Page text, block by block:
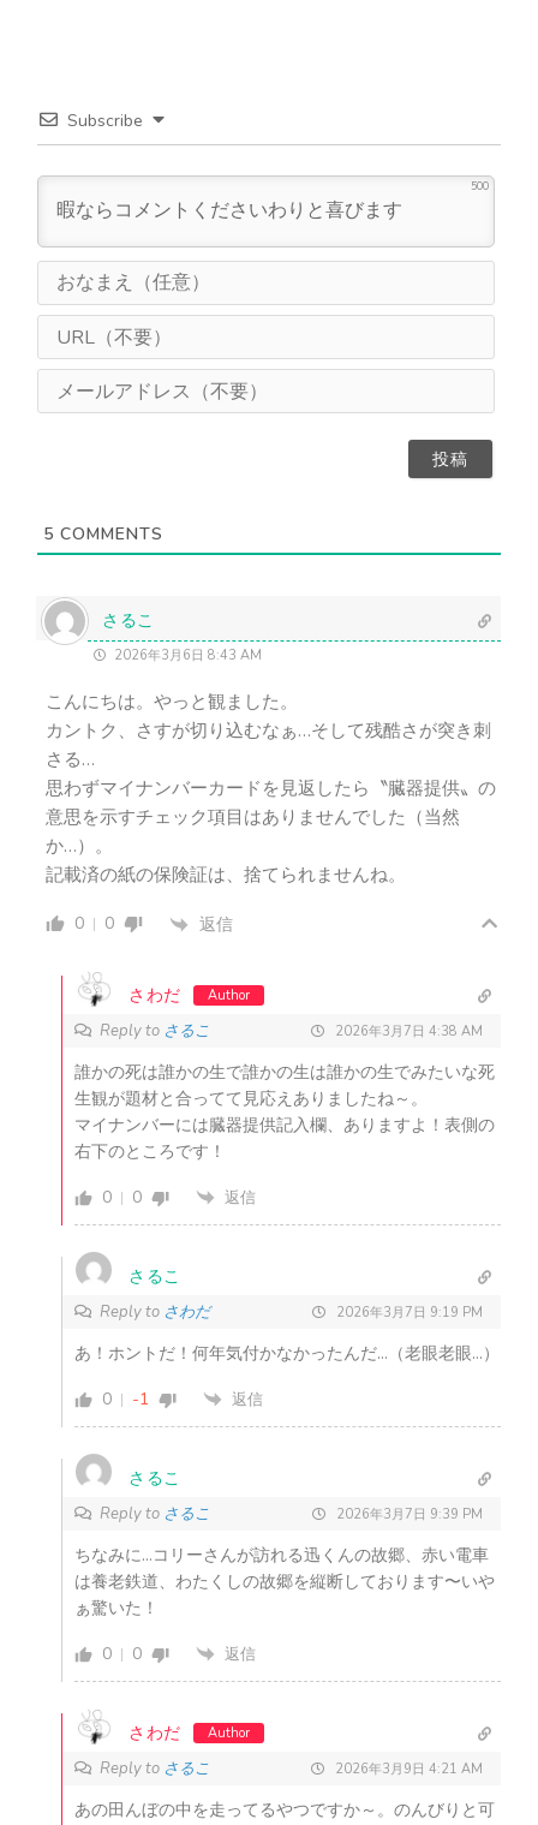
Subscribe
500
ま
（
意
L
（
5 COMMENTS
さるこ
2026年3月6日 8:43 AM
こんにちは。やっと観ました。
カントク、さすが切り込むなぁ…そして残酷さが突き刺
さる…
思わずマイナンバーカードを見返したら〝臓器提供〟の
意思を示すチェック項目はありませんでした（当然
か…）。
記載済の紙の保険証は、捨てられませんね。
0 0 返信
さわだ Author
Reply to さるこ 2026年3月7日 4:38 AM
誰かの死は誰かの生で誰かの生は誰かの生でみたいな死
生観が題材と合ってて見応えありましたね～。
マイナンバーには臓器提供記入欄、ありますよ！表側の
右下のところです！
0
0 返信
さるこ
Reply to さわだ 2026年3月7日 9:19 PM
あ！ホントだ！何年気付かなかったんだ…（老眼老眼…）
0
-1 返信
さるこ
Reply to さるこ 2026年3月7日 9:39 PM
ちなみに…コリーさんが訪れる迅くんの故郷、赤い電車
は養老鉄道、わたくしの故郷を縦断しております〜いや
ぁ驚いた！
0
0 返信
さわだ Author
Reply to さるこ 2026年3月9日 4:21 AM
あの田んぼの中を走ってるやつですか～。のんびりと可